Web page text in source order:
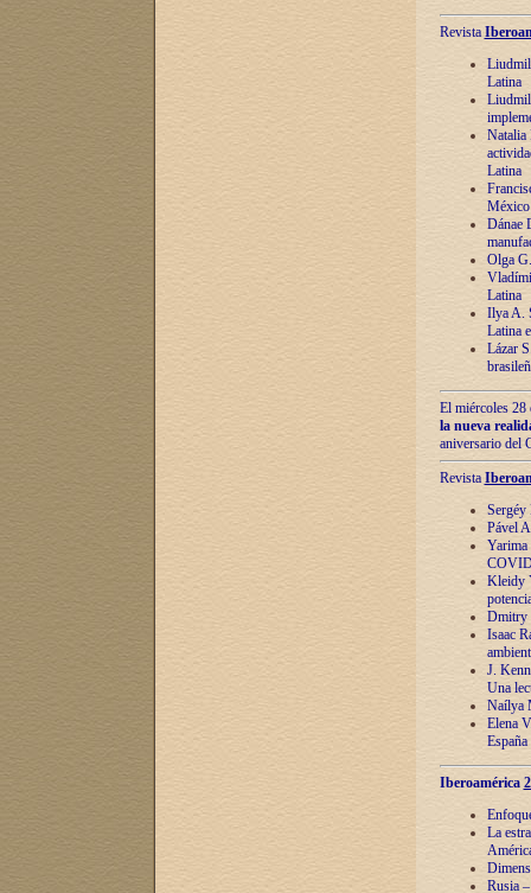
Revista
Latina
Natalia
Latina
México
Dánae
Olga
Latina
Ilya A.
Latina
Lázar
El miércoles 28
la nueva
aniversario del
Revista
Sergéy
Pável
Yarima
Kleidy
Dmitry
Isaac
J.
Una
Naílya
Elena
España
Iberoamérica
La
Rusia